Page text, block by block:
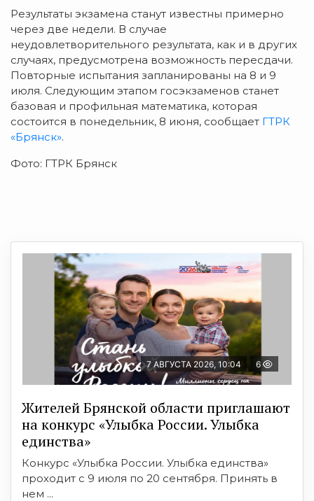
Результаты экзамена станут известны примерно
через две недели. В случае
неудовлетворительного результата, как и в других
случаях, предусмотрена возможность пересдачи.
Повторные испытания запланированы на 8 и 9
июля. Следующим этапом госэкзаменов станет
базовая и профильная математика, которая
состоится в понедельник, 8 июня, сообщает ГТРК
«Брянск».
Фото: ГТРК Брянск
7 АВГУСТА 2026, 10:04 6
Жителей Брянской области приглашают
на конкурс «Улыбка России. Улыбка
единства»
Конкурс «Улыбка России. Улыбка единства»
проходит с 9 июля по 20 сентября. Принять в
нем ...